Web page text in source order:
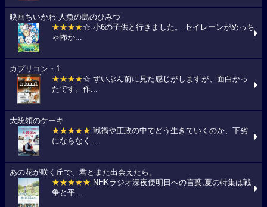
映画ちいかわ 人魚の島のひみつ
★★★★☆ 小6の子供と行きました。 セイレーンがめっち
ゃ怖か...
カプリコン・1
★★★★☆ ずいぶん前に見た感じがしますが、面白かっ
たです。作...
大統領のケーキ
★★★★★ 戦禍や圧政の中でどう生きていくのか、下劣
にならなく...
あの花が咲く丘で、君とまた出会えたら。
★★★★★ NHKラジオ深夜便明日への言葉,夏の特集は戦
争と平...